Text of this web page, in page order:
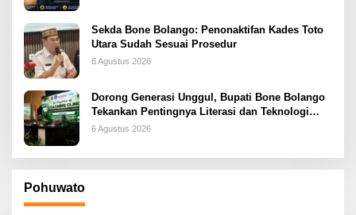
Sekda Bone Bolango: Penonaktifan Kades Toto
Utara Sudah Sesuai Prosedur
6 Agustus 2026
Dorong Generasi Unggul, Bupati Bone Bolango
Tekankan Pentingnya Literasi dan Teknologi
sejak Dini
6 Agustus 2026
Pohuwato